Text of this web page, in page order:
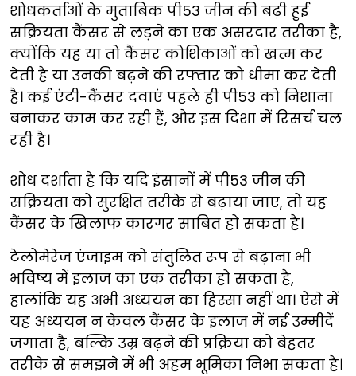
शोधकर्ताओं के मुताबिक पी53 जीन की बढ़ी हुई
सक्रियता कैंसर से लड़ने का एक असरदार तरीका है,
क्योंकि यह या तो कैंसर कोशिकाओं को खत्म कर
देती है या उनकी बढ़ने की रफ्तार को धीमा कर देती
है। कई एंटी-कैंसर दवाएं पहले ही पी53 को निशाना
बनाकर काम कर रही हैं, और इस दिशा में रिसर्च चल
रही है।
शोध दर्शाता है कि यदि इंसानों में पी53 जीन की
सक्रियता को सुरक्षित तरीके से बढ़ाया जाए, तो यह
कैंसर के खिलाफ कारगर साबित हो सकता है।
टेलोमेरेज एंजाइम को संतुलित रूप से बढ़ाना भी
भविष्य में इलाज का एक तरीका हो सकता है,
हालांकि यह अभी अध्ययन का हिस्सा नहीं था। ऐसे में
यह अध्ययन न केवल कैंसर के इलाज में नई उम्मीदें
जगाता है, बल्कि उम्र बढ़ने की प्रक्रिया को बेहतर
तरीके से समझने में भी अहम भूमिका निभा सकता है।